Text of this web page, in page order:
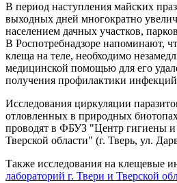
В период наступления майских
выходных дней многократно
населением дачных участков,
В Роспотребнадзоре напоминают,
клеща на теле, необходимо
медицинской помощью для его
получения профилактики
Исследования циркуляции
отловленных в природных
проводят в ФБУЗ "Центр гигиены
Тверской области" (г. Тверь, ул.
Также исследования на клещевые
лабораторий г. Твери и Тверской